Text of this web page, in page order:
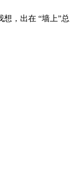
，出在 “墙上”总